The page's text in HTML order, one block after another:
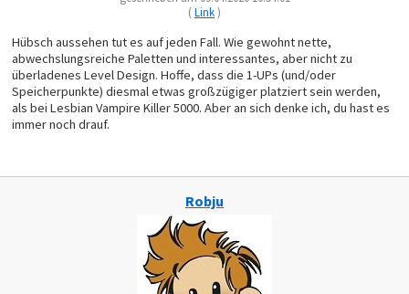
(Link)
Hübsch aussehen tut es auf jeden Fall. Wie gewohnt nette,
abwechslungsreiche Paletten und interessantes, aber nicht zu
überladenes Level Design. Hoffe, dass die 1-UPs (und/oder
Speicherpunkte) diesmal etwas großzügiger platziert sein werden,
als bei Lesbian Vampire Killer 5000. Aber an sich denke ich, du hast es
immer noch drauf.
Robju